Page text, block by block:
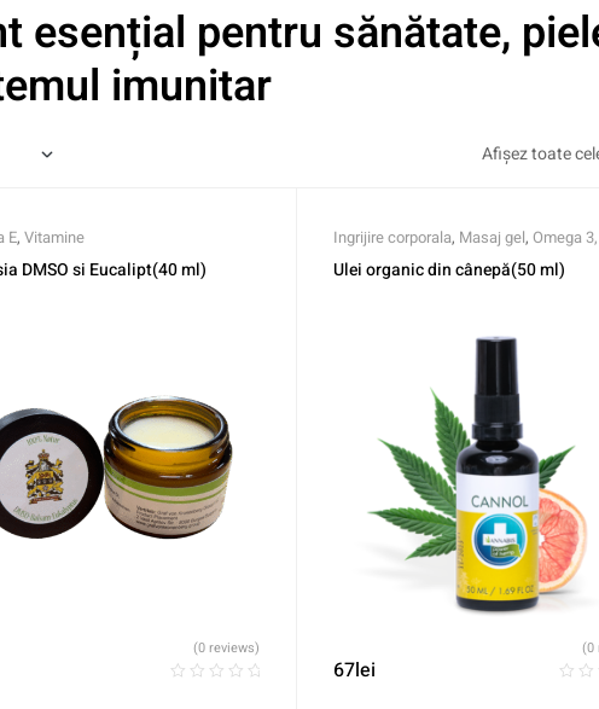
esențial pentru sănătate,
imunitar
Afișez toate
E, Vitamine
DMSO si Eucalipt(40 ml)
(0 reviews)
Ingrijire corporala, Masaj gel, Omega
Remedii naturiste ,Vitamina A,Vitamina
Ulei organic din cânepă(50 ml)
67lei
(0